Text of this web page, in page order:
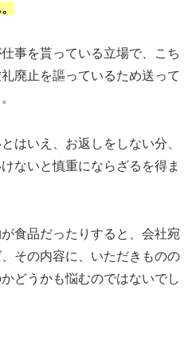
事を貰っている立場で、こち
廃止を謳っているため送って
はいえ、お返しをしない分、
ないと慎重にならざるを得ま
食品だったりすると、会社宛
その内容に、いただきものの
どうかも悩むのではないでし